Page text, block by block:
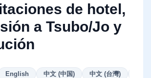
de hotel,
a Tsubo/Jo y
English 中文 (中国) 中文 (台灣)